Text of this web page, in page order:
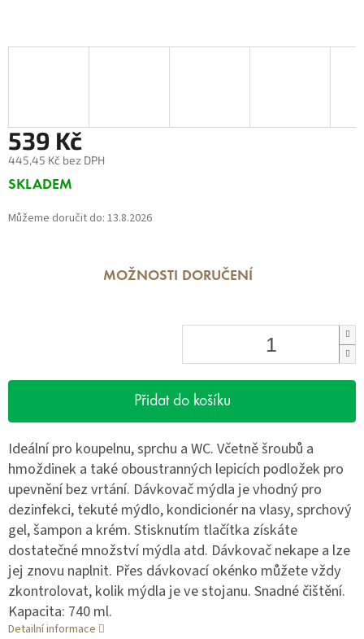
539 Kč
445,45 Kč bez DPH
Měrná
SKLADEM
Můžeme doručit do: 13.8.2026
MOŽNOSTI DORUČENÍ
Přidat do košíku
Ideální pro koupelnu, sprchu a WC. Včetně šroubů a
hmoždinek a také oboustranných lepicích podložek pro
upevnění bez vrtání. Dávkovač mýdla je vhodný pro
dezinfekci, tekuté mýdlo, kondicionér na vlasy, sprchový
gel, šampon a krém. Stisknutím tlačítka získáte
dostatečné množství mýdla atd. Dávkovač nekape a lze
jej znovu naplnit. Přes dávkovací okénko můžete vždy
zkontrolovat, kolik mýdla je ve stojanu. Snadné čištění.
Kapacita: 740 ml.
Detailní informace